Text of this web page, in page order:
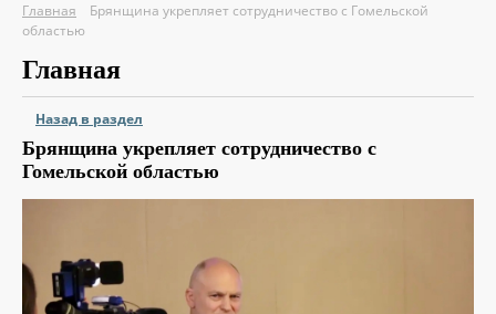
Главная
Брянщина укрепляет сотрудничество с Гомельской
областью
Главная
Назад в раздел
Брянщина укрепляет сотрудничество с
Гомельской областью